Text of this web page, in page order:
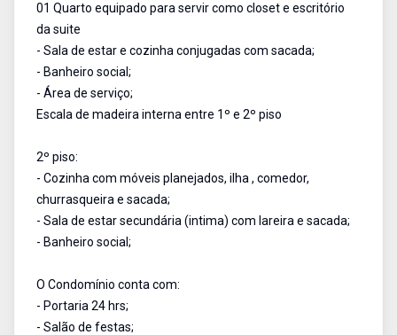
01 Quarto equipado para servir como closet e escritório
da suite
- Sala de estar e cozinha conjugadas com sacada;
- Banheiro social;
- Área de serviço;
Escala de madeira interna entre 1º e 2º piso
2º piso:
- Cozinha com móveis planejados, ilha , comedor,
churrasqueira e sacada;
- Sala de estar secundária (intima) com lareira e sacada;
- Banheiro social;
O Condomínio conta com:
- Portaria 24 hrs;
- Salão de festas;